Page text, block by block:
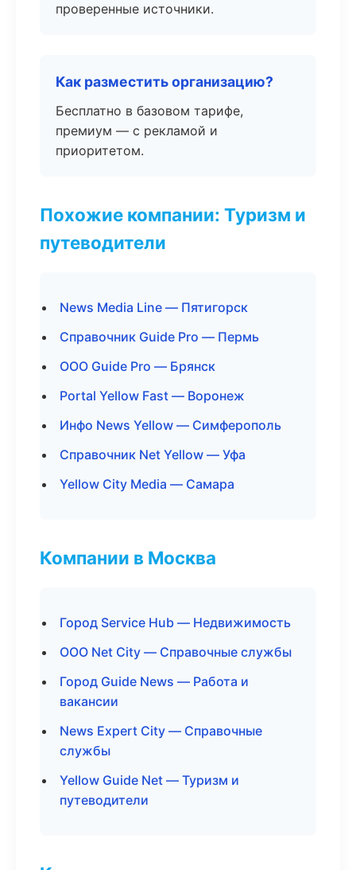
проверенные источники.
Как разместить организацию?
Бесплатно в базовом тарифе,
премиум — с рекламой и
приоритетом.
Похожие компании: Туризм и
путеводители
News Media Line — Пятигорск
Справочник Guide Pro — Пермь
ООО Guide Pro — Брянск
Portal Yellow Fast — Воронеж
Инфо News Yellow — Симферополь
Справочник Net Yellow — Уфа
Yellow City Media — Самара
Компании в Москва
Город Service Hub — Недвижимость
ООО Net City — Справочные службы
Город Guide News — Работа и
вакансии
News Expert City — Справочные
службы
Yellow Guide Net — Туризм и
путеводители